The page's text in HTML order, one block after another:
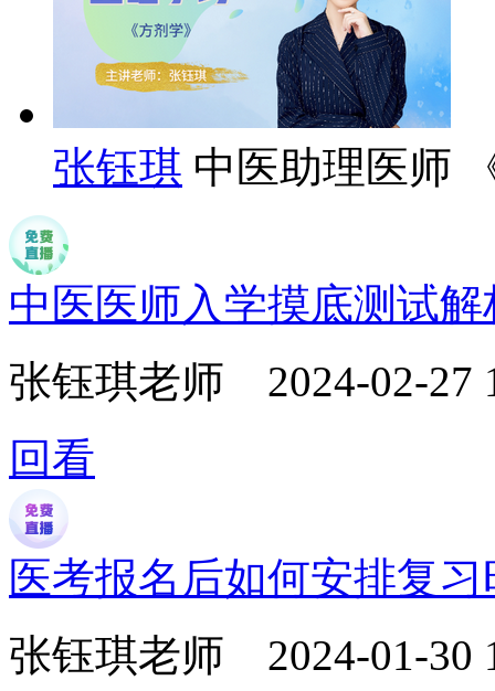
张钰琪 中医助理医师
中医医师入学摸底测试解
张钰琪老师 2024-02-27
回看
医考报名后如何安排复习
张钰琪老师 2024-01-30